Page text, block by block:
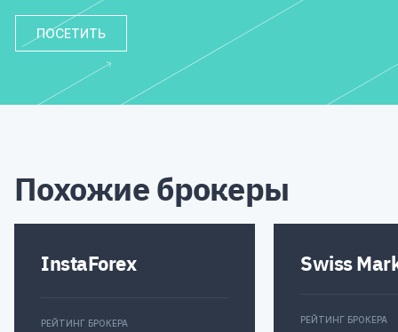
ПОСЕТИТЬ
Похожие брокеры
InstaForex
РЕЙТИНГ БРОКЕРА
Swiss
РЕЙТИНГ БРОКЕРА